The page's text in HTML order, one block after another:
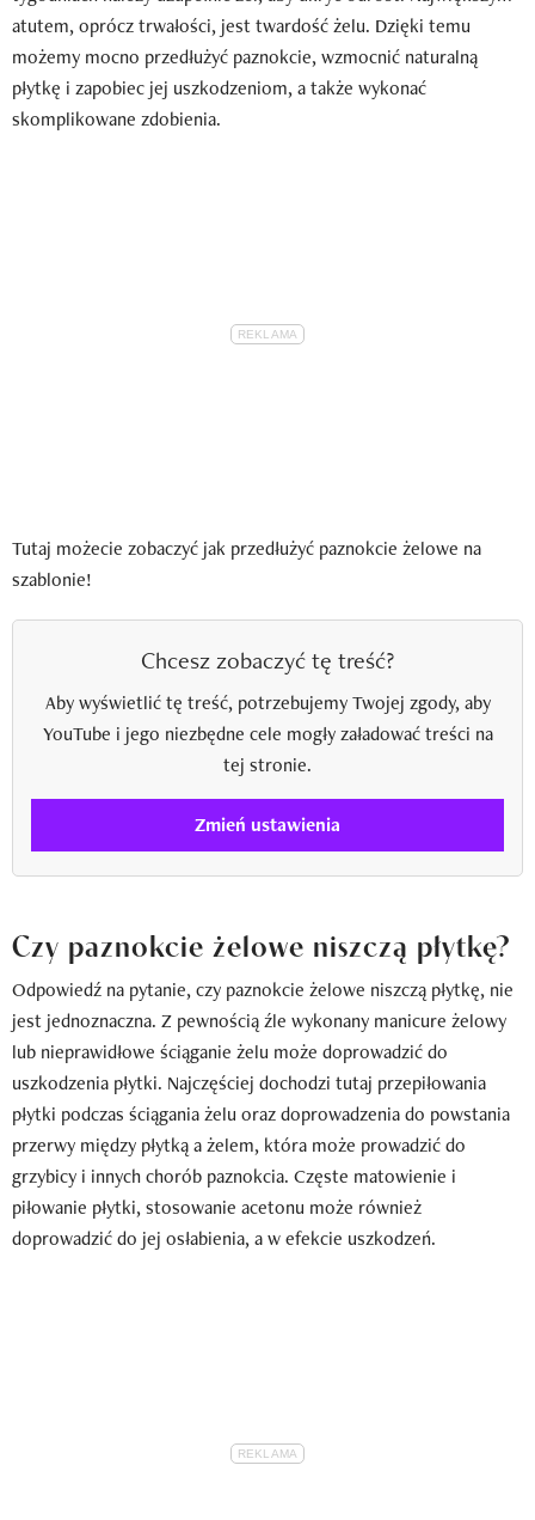
atutem, oprócz trwałości, jest twardość żelu. Dzięki temu
możemy mocno przedłużyć paznokcie, wzmocnić naturalną
płytkę i zapobiec jej uszkodzeniom, a także wykonać
skomplikowane zdobienia.
Tutaj możecie zobaczyć jak przedłużyć paznokcie żelowe na
szablonie!
Chcesz zobaczyć tę treść?
Aby wyświetlić tę treść, potrzebujemy Twojej zgody, aby
YouTube i jego niezbędne cele mogły załadować treści na
tej stronie.
Zmień ustawienia
Czy paznokcie żelowe niszczą płytkę?
Odpowiedź na pytanie, czy paznokcie żelowe niszczą płytkę, nie
jest jednoznaczna. Z pewnością źle wykonany manicure żelowy
lub nieprawidłowe ściąganie żelu może doprowadzić do
uszkodzenia płytki. Najczęściej dochodzi tutaj przepiłowania
płytki podczas ściągania żelu oraz doprowadzenia do powstania
przerwy między płytką a żelem, która może prowadzić do
grzybicy i innych chorób paznokcia. Częste matowienie i
piłowanie płytki, stosowanie acetonu może również
doprowadzić do jej osłabienia, a w efekcie uszkodzeń.